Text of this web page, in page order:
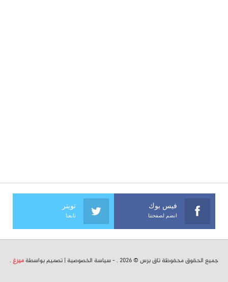
فيس بوك
انضم لصفحتنا
تويتر
تابعنا
جميع الحقوق محفوظة تاق برس © 2026 . - سياسة الخصوصية | تصميم بواسطة ميرغ .